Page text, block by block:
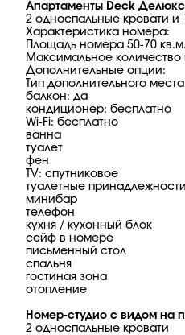
Апартаменты Deck
2 односпальные кровати и
Характеристика номера:
Площадь номера 50-70 кв.м.
Максимальное
Дополнительные опции:
Тип дополнительного
балкон: да
кондиционер: бесплатно
Wi-Fi: бесплатно
ванна
туалет
фен
TV: спутниковое
туалетные принадлежности
минибар
телефон
кухня / кухонный блок
сейф в номере
письменный стол
спальня
гостиная зона
отопление
Номер-студио с видом на
2 односпальные кровати